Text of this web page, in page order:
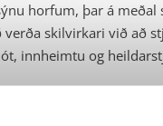
horfum, þar á
skilvirkari við að
innheimtu og
heilbrigðisþjónustu